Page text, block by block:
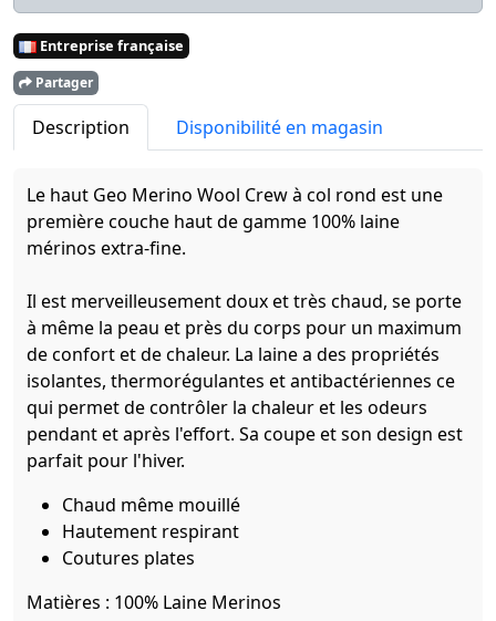
Entreprise française
Partager
Description Disponibilité en magasin
Le haut Geo Merino Wool Crew à col rond est une
première couche haut de gamme 100% laine
mérinos extra-fine.
Il est merveilleusement doux et très chaud, se porte
à même la peau et près du corps pour un maximum
de confort et de chaleur. La laine a des propriétés
isolantes, thermorégulantes et antibactériennes ce
qui permet de contrôler la chaleur et les odeurs
pendant et après l'effort. Sa coupe et son design est
parfait pour l'hiver.
Chaud même mouillé
Hautement respirant
Coutures plates
Matières : 100% Laine Merinos